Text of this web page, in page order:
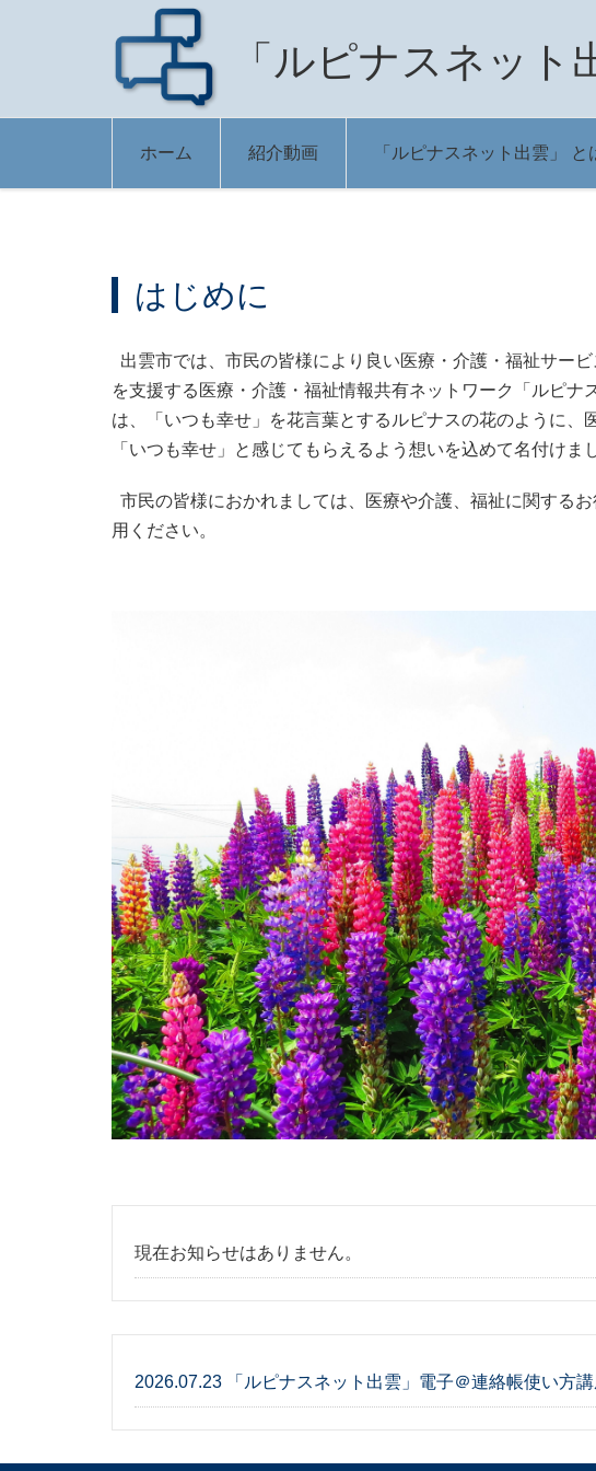
「ルピナスネッ
ホーム 紹介動画 「ルピナスネット出雲」 と
はじめに
出雲市では、市民の皆様により良い医療・介護・福祉サー
を支援する医療・介護・福祉情報共有ネットワーク「ルピ
は、「いつも幸せ」を花言葉とするルピナスの花のように
「いつも幸せ」と感じてもらえるよう想いを込めて名付けま
市民の皆様におかれましては、医療や介護、福祉に関する
用ください。
現在お知らせはありません。
2026.07.23 「ルピナスネット出雲」電子＠連絡帳使い方